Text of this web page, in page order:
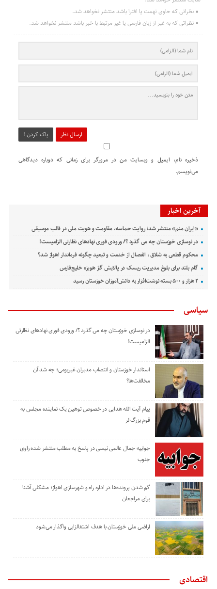
نظراتی که حاوی تهمت یا افترا باشد منتشر نخواهد شد.
نظراتی که به غیر از زبان فارسی یا غیر مرتبط با خبر باشد منتشر نخواهد شد.
ارسال نظر پاک کردن !
ذخیره نام، ایمیل و وبسایت من در مرورگر برای زمانی که دوباره دیدگاهی
می‌نویسم.
آخرین اخبار
«ایران منم» منتشر شد؛ روایت حماسه، مقاومت و هویت ملی در قالب موسیقی
در نوسازی خوزستان چه می گذرد ؟/ ورودی فوری نهادهای نظارتی الزامیست!
محکوم قطعی به شلاق ، انفصال از خدمت و تبعید چگونه فرماندار اهواز شد؟
گام بلند برای بلوغ مدیریت ریسک در پالایش گاز هویزه خلیج‌فارس
۲ هزار و ۵۰۰ بسته نوشت‌افزار به دانش‌آموزان خوزستان رسید
سیاسی
در نوسازی خوزستان چه می گذرد ؟/ ورودی فوری نهادهای نظارتی
الزامیست!
استاندار خوزستان و انتصاب مدیران غیربومی؛ چه شد آن
مخالفت‌ها؟
پیام آیت الله هدایی در خصوص توهین یک نماینده مجلس به
قوم بزرگ لر
جوابیه جمال عالمی نیسی در پاسخ به مطلب منتشر شده راوی
جنوب
گم شدن پرونده‌ها در اداره راه و شهرسازی اهواز؛ مشکلی آشنا
برای مراجعان
اراضی ملی خوزستان با هدف اشتغالزایی واگذار می‌شود
اقتصادی